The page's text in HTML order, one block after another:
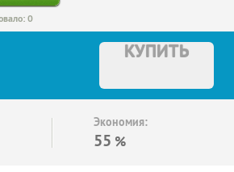
0
КУПИТЬ
Экономия:
55 %